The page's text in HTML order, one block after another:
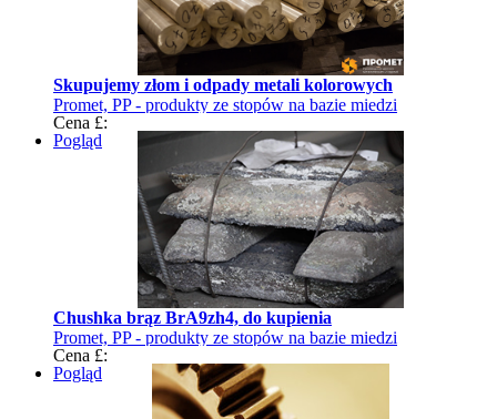
Skupujemy złom i odpady metali kolorowych
Promet, PP - produkty ze stopów na bazie miedzi
Cena £:
Pogląd
Chushka brąz BrA9zh4, do kupienia
Promet, PP - produkty ze stopów na bazie miedzi
Cena £:
Pogląd